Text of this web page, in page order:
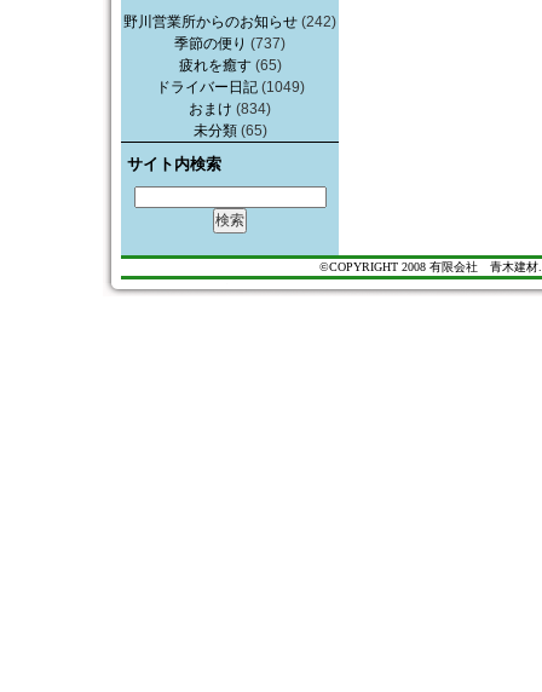
野川営業所からのお知らせ (242)
季節の便り (737)
疲れを癒す(65)
ドライバー日記(1049)
おまけ (834)
未分類(65)
サイト内検索
©COPYRIGHT 2008 有限会社 青木建材.